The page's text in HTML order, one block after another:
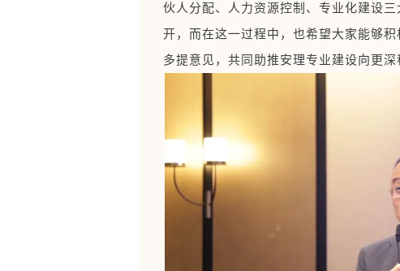
伙人分配、人力资源控制、专业化建设
开，而在这一过程中，也希望大家能够
多提意见，共同助推安理专业建设向更深